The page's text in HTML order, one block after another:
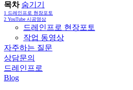
목차 숨기기
1 드레인프로 현장포토
2 YouTube 시공영상
드레인프로 현장포토
작업 동영상
자주하는 질문
상담문의
드레인프로
Blog